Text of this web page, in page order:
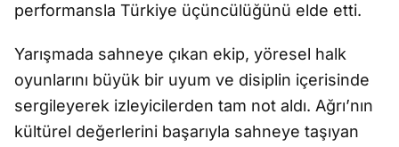
performansla Türkiye üçüncülüğünü elde etti.
Yarışmada sahneye çıkan ekip, yöresel halk
oyunlarını büyük bir uyum ve disiplin içerisinde
sergileyerek izleyicilerden tam not aldı. Ağrı’nın
kültürel değerlerini başarıyla sahneye taşıyan